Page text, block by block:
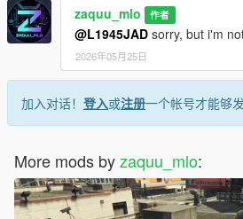
zaquu_mlo 作者
@L1945JAD sorry, but i'm
2026年05月25日
加入对话！ 登入或注册一个帐号才能够
More mods byzaquu_mlo: